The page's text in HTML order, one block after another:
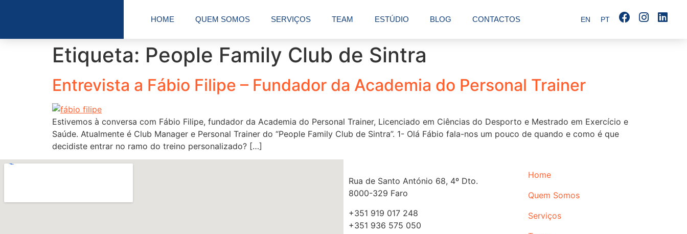
HOME QUEM SOMOS SERVIÇOS TEAM ESTÚDIO BLOG CONTACTOS EN PT
Etiqueta: People Family Club de Sintra
Entrevista a Fábio Filipe – Fundador da Academia do Personal Trainer
Estivemos à conversa com Fábio Filipe, fundador da Academia do Personal Trainer, Licenciado em Ciências do Desporto e Mestrado em Exercício e
Saúde. Atualmente é Club Manager e Personal Trainer do “People Family Club de Sintra”. 1- Olá Fábio fala-nos um pouco de quando e como é que
decidiste entrar no ramo do treino personalizado? […]
Rua de Santo António 68, 4º Dto.
8000-329 Faro
+351 919 017 248
+351 936 575 050
Home
Quem Somos
Serviços